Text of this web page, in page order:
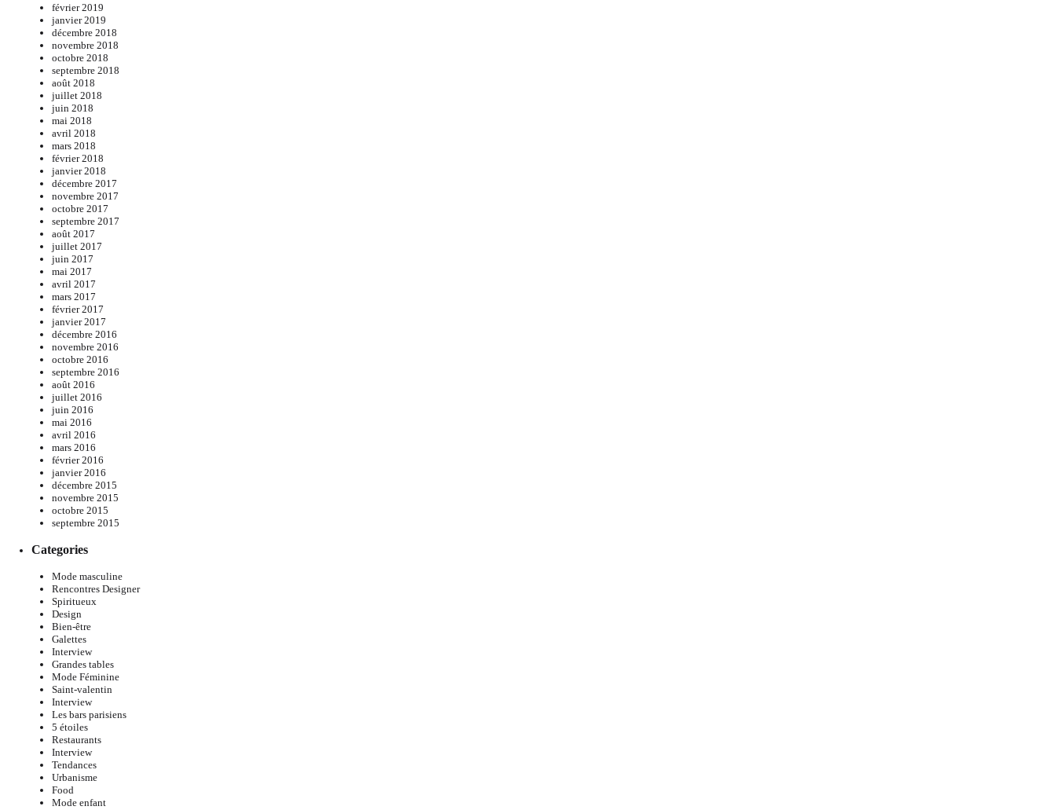
février 2019
janvier 2019
décembre 2018
novembre 2018
octobre 2018
septembre 2018
août 2018
juillet 2018
juin 2018
mai 2018
avril 2018
mars 2018
février 2018
janvier 2018
décembre 2017
novembre 2017
octobre 2017
septembre 2017
août 2017
juillet 2017
juin 2017
mai 2017
avril 2017
mars 2017
février 2017
janvier 2017
décembre 2016
novembre 2016
octobre 2016
septembre 2016
août 2016
juillet 2016
juin 2016
mai 2016
avril 2016
mars 2016
février 2016
janvier 2016
décembre 2015
novembre 2015
octobre 2015
septembre 2015
Categories
Mode masculine
Rencontres Designer
Spiritueux
Design
Bien-être
Galettes
Interview
Grandes tables
Mode Féminine
Saint-valentin
Interview
Les bars parisiens
5 étoiles
Restaurants
Interview
Tendances
Urbanisme
Food
Mode enfant